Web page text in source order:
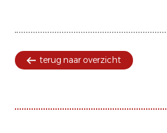
terug naar overzicht